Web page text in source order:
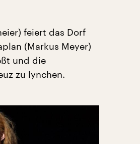
feiert das Dorf
(Markus Meyer)
und die
zu lynchen.